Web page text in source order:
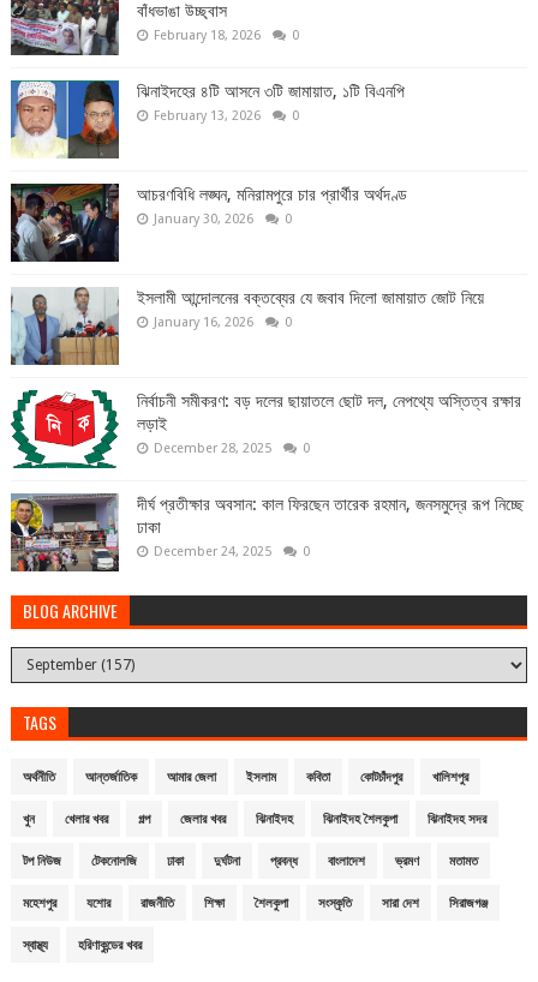
বাঁধভাঙা উচ্ছ্বাস
February 18, 2026 0
ঝিনাইদহের ৪টি আসনে ৩টি জামায়াত, ১টি বিএনপি
February 13, 2026 0
আচরণবিধি লঙ্ঘন, মনিরামপুরে চার প্রার্থীর অর্থদণ্ড
January 30, 2026 0
ইসলামী আন্দোলনের বক্তব্যের যে জবাব দিলো জামায়াত জোট নিয়ে
January 16, 2026 0
নির্বাচনী সমীকরণ: বড় দলের ছায়াতলে ছোট দল, নেপথ্যে অস্তিত্ব রক্ষার
লড়াই
December 28, 2025 0
দীর্ঘ প্রতীক্ষার অবসান: কাল ফিরছেন তারেক রহমান, জনসমুদ্রে রূপ নিচ্ছে
ঢাকা
December 24, 2025 0
BLOG ARCHIVE
TAGS
অর্থনীতি আন্তর্জাতিক আমার জেলা ইসলাম কবিতা কোটচাঁদপুর খালিশপুর
খুন খেলার খবর গল্প জেলার খবর ঝিনাইদহ ঝিনাইদহ শৈলকুপা ঝিনাইদহ সদর
টপ নিউজ টেকনোলজি ঢাকা দুর্ঘটনা প্রবন্ধ বাংলাদেশ ভ্রমণ মতামত
মহেশপুর যশোর রাজনীতি শিক্ষা শৈলকুপা সংস্কৃতি সারা দেশ সিরাজগঞ্জ
স্বাস্থ্য হরিণাকুন্ডের খবর